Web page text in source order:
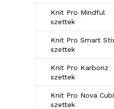
Knit Pro Mindful
szettek
Knit Pro Smart
szettek
Knit Pro Karbonz
szettek
Knit Pro Nova
szettek